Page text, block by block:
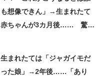
も想像できん」→生まれたて
赤ちゃんが3カ月後…… 驚き
生まれたては「ジャガイモだ
った娘」→2年後……「あり